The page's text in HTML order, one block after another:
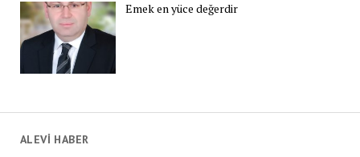
Emek en yüce değerdir
ALEVİ HABER